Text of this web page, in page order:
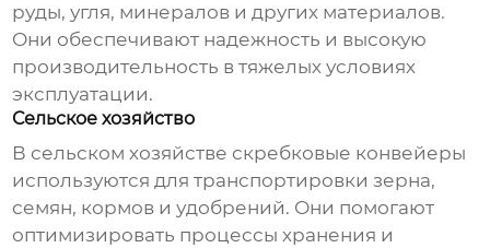
руды, угля, минералов и других материалов.
Они обеспечивают надежность и высокую
производительность в тяжелых условиях
эксплуатации.
Сельское хозяйство
В сельском хозяйстве скребковые конвейеры
используются для транспортировки зерна,
семян, кормов и удобрений. Они помогают
оптимизировать процессы хранения и